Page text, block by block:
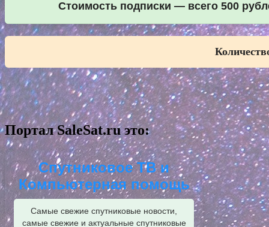
Стоимость подписки — всего 500
Портал SaleSat.ru это:
Спутниковое ТВ и
Компьютерная помощь
Самые свежие спутниковые новости,
самые свежие и актуальные спутниковые